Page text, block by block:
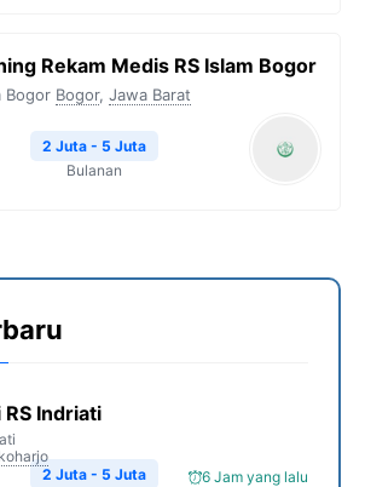
Rekam Medis RS Islam Bogor
Bogor Bogor, Jawa Barat
2 Juta - 5 Juta
Bulanan
Indriati
6 Jam yang lalu
2 Juta - 5 Juta